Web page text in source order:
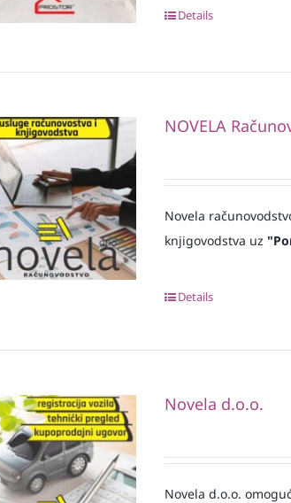
Details
NOVELA
Novela
knjigovodstva uz
Details
Novela d.o.o.
Novela d.o.o.